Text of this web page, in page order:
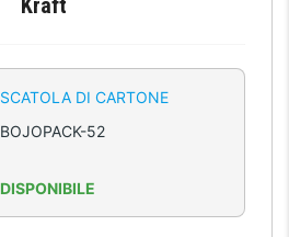
Kraft
SCATOLA DI CARTONE
BOJOPACK-52
DISPONIBILE